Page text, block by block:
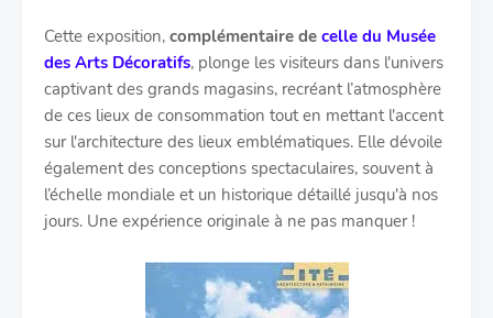
Cette exposition, complémentaire de celle du Musée
des Arts Décoratifs, plonge les visiteurs dans l'univers
captivant des grands magasins, recréant l’atmosphère
de ces lieux de consommation tout en mettant l'accent
sur l'architecture des lieux emblématiques. Elle dévoile
également des conceptions spectaculaires, souvent à
l’échelle mondiale et un historique détaillé jusqu'à nos
jours. Une expérience originale à ne pas manquer !